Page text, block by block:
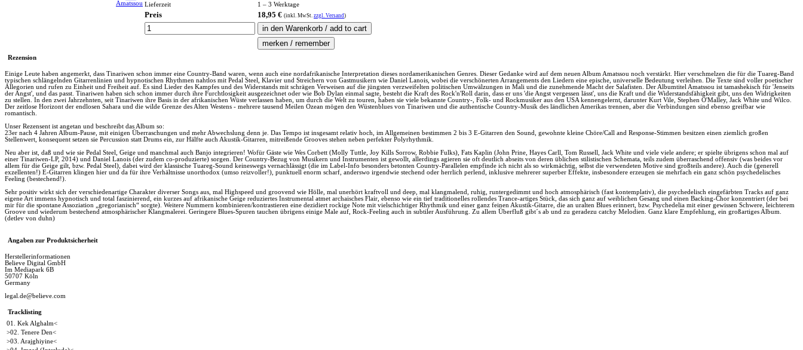
Lieferzeit
1 – 3 Werktage
Preis 18,95 € (inkl. MwSt. zzgl. Versand)
Rezension
Einige Leute haben angemerkt, dass Tinariwen schon immer eine Country-Band waren, wenn auch eine nordafrikanische Interpretation dieses nordamerikanischen Genres. Dieser Gedanke wird auf dem neuen Album Amatssou noch verstärkt. Hier verschmelzen die für die Tuareg-Band
typischen schlängelnden Gitarrenlinien und hypnotischen Rhythmen nahtlos mit Pedal Steel, Klavier und Streichern von Gastmusikern wie Daniel Lanois, wobei die verschönerten Arrangements den Liedern eine epische, universelle Bedeutung verleihen. Die Texte sind voller poetischer
Allegorien und rufen zu Einheit und Freiheit auf. Es sind Lieder des Kampfes und des Widerstands mit schrägen Verweisen auf die jüngsten verzweifelten politischen Umwälzungen in Mali und die zunehmende Macht der Salafisten. Der Albumtitel Amatssou ist tamashekisch für 'Jenseits
der Angst', und das passt. Tinariwen haben sich schon immer durch ihre Furchtlosigkeit ausgezeichnet oder wie Bob Dylan einmal sagte, besteht die Kraft des Rock'n'Roll darin, dass er uns 'die Angst vergessen lässt', uns die Kraft und die Widerstandsfähigkeit gibt, uns den Widrigkeiten
zu stellen. In den zwei Jahrzehnten, seit Tinariwen ihre Basis in der afrikanischen Wüste verlassen haben, um durch die Welt zu touren, haben sie viele bekannte Country-, Folk- und Rockmusiker aus den USA kennengelernt, darunter Kurt Vile, Stephen O'Malley, Jack White und Wilco.
Der zeitlose Horizont der endlosen Sahara und die wilde Grenze des Alten Westens - mehrere tausend Meilen Ozean mögen den Wüstenblues von Tinariwen und die authentische Country-Musik des ländlichen Amerikas trennen, aber die Verbindungen sind ebenso greifbar wie
romantisch.
Unser Rezensent ist angetan und beschreibt das Album so:
23er nach 4 Jahren Album-Pause, mit einigen Überraschungen und mehr Abwechslung denn je. Das Tempo ist insgesamt relativ hoch, im Allgemeinen bestimmen 2 bis 3 E-Gitarren den Sound, gewohnte kleine Chöre/Call and Response-Stimmen besitzen einen ziemlich großen
Stellenwert, konsequent setzen sie Percussion statt Drums ein, zur Hälfte auch Akustik-Gitarren, mitreißende Grooves stehen neben perfekter Polyrhythmik.
Neu aber ist, daß und wie sie Pedal Steel, Geige und manchmal auch Banjo integrieren! Wofür Gäste wie Wes Corbett (Molly Tuttle, Joy Kills Sorrow, Robbie Fulks), Fats Kaplin (John Prine, Hayes Carll, Tom Russell, Jack White und viele viele andere; er spielte übrigens schon mal auf
einer Tinariwen-LP, 2014) und Daniel Lanois (der zudem co-produzierte) sorgen. Der Country-Bezug von Musikern und Instrumenten ist gewollt, allerdings agieren sie oft deutlich abseits von deren üblichen stilistischen Schemata, teils zudem überraschend offensiv (was beides vor
allem für die Geige gilt, bzw. Pedal Steel), dabei wird der klassische Tuareg-Sound keineswegs vernachlässigt (die im Label-Info besonders betonten Country-Parallelen empfinde ich nicht als so wirkmächtig, selbst die verwendeten Motive sind großteils andere). Auch die (generell
exzellenten!) E-Gitarren klingen hier und da für ihre Verhältnisse unorthodox (umso reizvoller!), punktuell enorm scharf, anderswo irgendwie stechend oder herrlich perlend, inklusive mehrerer superber Effekte, insbesondere erzeugen sie mehrfach ein ganz schön psychedelisches
Feeling (bestechend!).
Sehr positiv wirkt sich der verschiedenartige Charakter diverser Songs aus, mal Highspeed und groovend wie Hölle, mal unerhört kraftvoll und deep, mal klangmalend, ruhig, runtergedimmt und hoch atmosphärisch (fast kontemplativ), die psychedelisch eingefärbten Tracks auf ganz
eigene Art immens hypnotisch und total faszinierend, ein kurzes auf afrikanische Geige reduziertes Instrumental atmet archaisches Flair, ebenso wie ein tief traditionelles rollendes Trance-artiges Stück, das sich ganz auf weiblichen Gesang und einen Backing-Chor konzentriert (der bei
mir für die spontane Assoziation „gregorianisch“ sorgte). Weitere Nummern kombinieren/kontrastieren eine dezidiert rockige Note mit vielschichtiger Rhythmik und einer ganz feinen Akustik-Gitarre, die an uralten Blues erinnert, bzw. Psychedelia mit einer gewissen Schwere, leichterem
Groove und wiederum bestechend atmosphärischer Klangmalerei. Geringere Blues-Spuren tauchen übrigens einige Male auf, Rock-Feeling auch in subtiler Ausführung. Zu allem Überfluß gibt´s ab und zu geradezu catchy Melodien. Ganz klare Empfehlung, ein großartiges Album.
(detlev von duhn)
Angaben zur Produktsicherheit
Herstellerinformationen
Believe Digital GmbH
Im Mediapark 6B
50707 Köln
Germany
legal.de@believe.com
Tracklisting
01. Kek Alghalm<
>02. Tenere Den<
>03. Arajghiyine<